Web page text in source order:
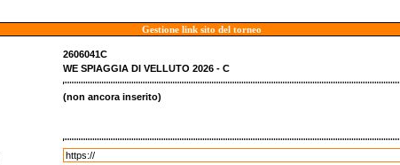
Gestione link sito del torneo
2606041C
WE SPIAGGIA DI VELLUTO 2026 - C
(non ancora inserito)